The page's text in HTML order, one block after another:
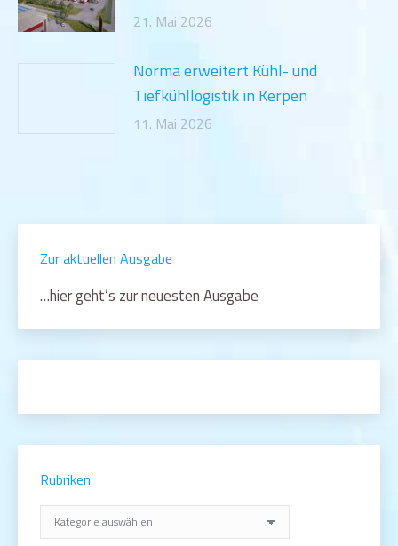
21. Mai 2026
Norma erweitert Kühl- und
Tiefkühllogistik in Kerpen
11. Mai 2026
Zur aktuellen Ausgabe
…hier geht’s zur neuesten Ausgabe
Rubriken
Rubriken